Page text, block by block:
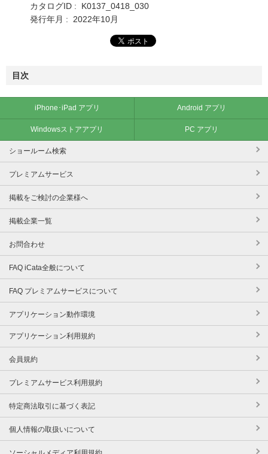
カタログID : K0137_0418_030
発行年月 : 2022年10月
目次
iPhone･iPad アプリ Android アプリ
Windowsストアアプリ PC アプリ
ショールーム検索
プレミアムサービス
掲載をご検討の企業様へ
掲載企業一覧
お問合わせ
FAQ iCata全般について
FAQ プレミアムサービスについて
アプリケーション動作環境
アプリケーション利用規約
会員規約
プレミアムサービス利用規約
特定商法取引に基づく表記
個人情報の取扱いについて